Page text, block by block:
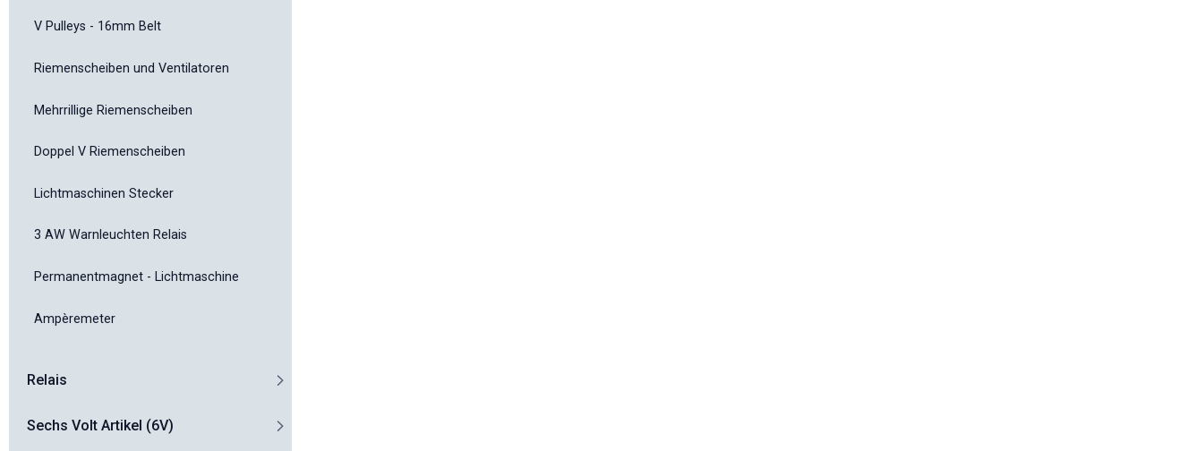
V Pulleys - 16mm Belt
Riemenscheiben und Ventilatoren
Mehrrillige Riemenscheiben
Doppel V Riemenscheiben
Lichtmaschinen Stecker
3 AW Warnleuchten Relais
Permanentmagnet - Lichtmaschine
Ampèremeter
Relais
Sechs Volt Artikel (6V)